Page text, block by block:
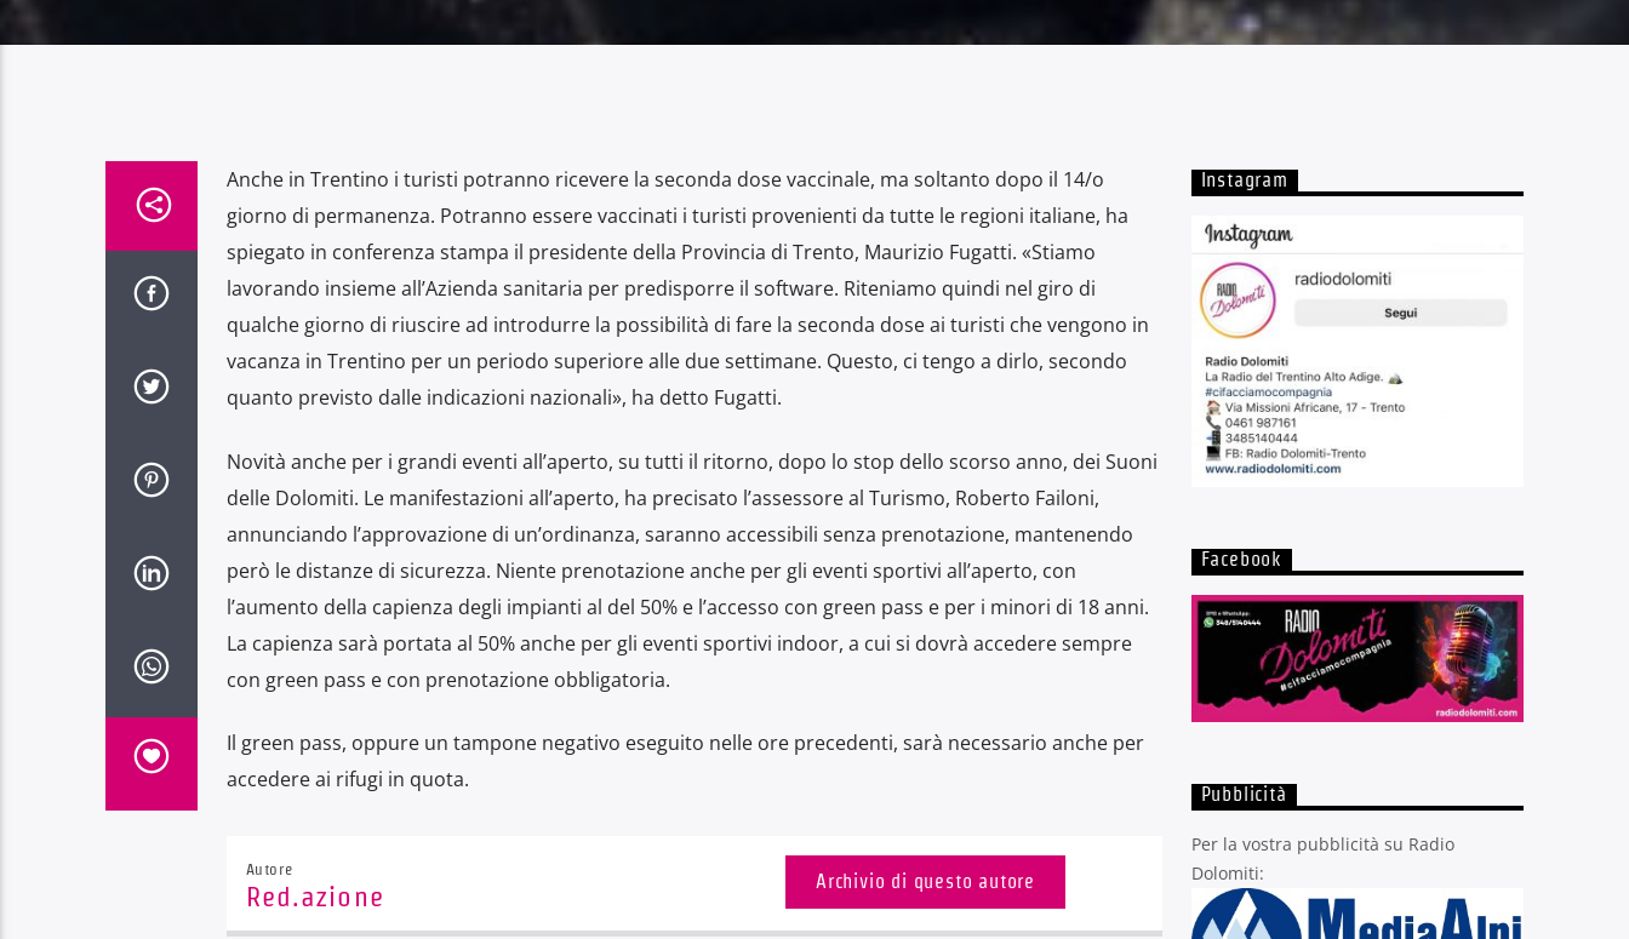
Anche in Trentino i turisti potranno ricevere la seconda dose vaccinale, ma soltanto dopo il 14/o
giorno di permanenza. Potranno essere vaccinati i turisti provenienti da tutte le regioni italiane, ha
spiegato in conferenza stampa il presidente della Provincia di Trento, Maurizio Fugatti. «Stiamo
lavorando insieme all’Azienda sanitaria per predisporre il software. Riteniamo quindi nel giro di
qualche giorno di riuscire ad introdurre la possibilità di fare la seconda dose ai turisti che vengono in
vacanza in Trentino per un periodo superiore alle due settimane. Questo, ci tengo a dirlo, secondo
quanto previsto dalle indicazioni nazionali», ha detto Fugatti.
Novità anche per i grandi eventi all’aperto, su tutti il ritorno, dopo lo stop dello scorso anno, dei Suoni
delle Dolomiti. Le manifestazioni all’aperto, ha precisato l’assessore al Turismo, Roberto Failoni,
annunciando l’approvazione di un’ordinanza, saranno accessibili senza prenotazione, mantenendo
però le distanze di sicurezza. Niente prenotazione anche per gli eventi sportivi all’aperto, con
l’aumento della capienza degli impianti al del 50% e l’accesso con green pass e per i minori di 18 anni.
La capienza sarà portata al 50% anche per gli eventi sportivi indoor, a cui si dovrà accedere sempre
con green pass e con prenotazione obbligatoria.
Il green pass, oppure un tampone negativo eseguito nelle ore precedenti, sarà necessario anche per
accedere ai rifugi in quota.
Autore
Red.azione
Archivio di questo autore
Instagram
Facebook
Pubblicità
Per la vostra pubblicità su Radio
Dolomiti: